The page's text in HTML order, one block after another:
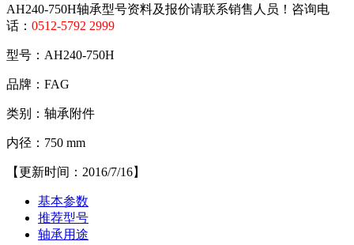
AH240-750H轴承型号资料及报价请联系销售人员！咨询电
话： 0512-5792 2999
型号：AH240-750H
品牌：FAG
类别：轴承附件
内径：750 mm
【更新时间：2016/7/16】
基本参数
推荐型号
轴承用途